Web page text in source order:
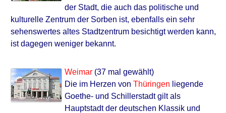
der Stadt, die auch das politische und
kulturelle Zentrum der Sorben ist, ebenfalls ein sehr
sehenswertes altes Stadtzentrum besichtigt werden kann,
ist dagegen weniger bekannt.
Weimar (37 mal gewählt)
Die im Herzen von Thüringen liegende
Goethe- und Schillerstadt gilt als
Hauptstadt der deutschen Klassik und